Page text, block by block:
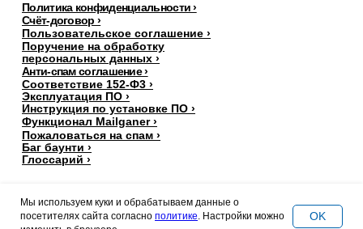
Политика конфиденциальности ›
Счёт-договор ›
Поручение на обработку
персональных данных ›
Пользовательское соглашение ›
Соответствие 152-Ф3 ›
Эксплуатация ПО ›
Инструкция по установке ПО ›
Функционал Mailganer ›
Анти-спам соглашение ›
Глоссарий ›
Баг баунти ›
Пожаловаться на спам ›
Мы используем куки и обрабатываем данные о
посетителях сайта согласно политике. Настройки можно
OK